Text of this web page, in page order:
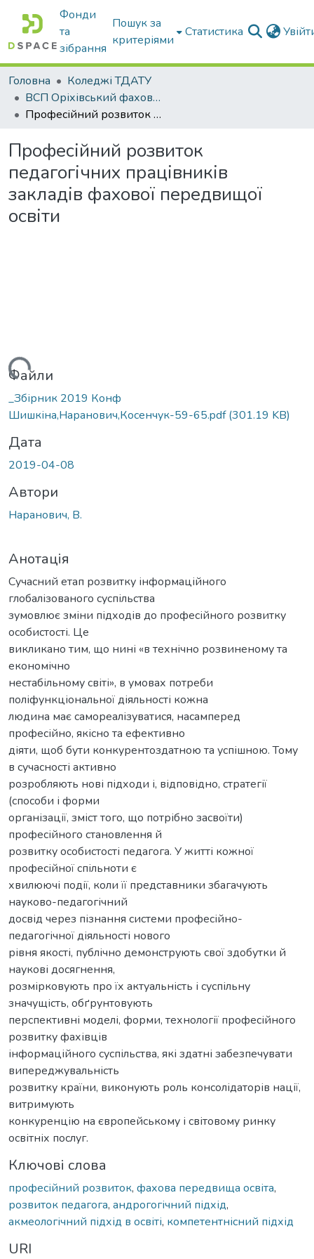
Фонди
та
зібрання
Пошук за
критеріями
Статистика
Головна
Коледжі ТДАТУ
ВСП Оріхівський фаховий коледж ТДАТУ
Професійний розвиток педагогічних працівників закладів фахової передвищої освіти
Професійний розвиток
педагогічних працівників
закладів фахової передвищої
освіти
Файли
_Збірник 2019 Конф
Шишкіна,Наранович,Косенчук-59-65.pdf(301.19 KB)
Дата
2019-04-08
Автори
Наранович, В.
Анотація
Сучасний етап розвитку інформаційного
глобалізованого суспільства
зумовлює зміни підходів до професійного розвитку
особистості. Це
викликано тим, що нині «в технічно розвиненому та
економічно
нестабільному світі», в умовах потреби
поліфункціональної діяльності кожна
людина має самореалізуватися, насамперед
професійно, якісно та ефективно
діяти, щоб бути конкурентоздатною та успішною. Тому
в сучасності активно
розробляють нові підходи і, відповідно, стратегії
(способи і форми
організації, зміст того, що потрібно засвоїти)
професійного становлення й
розвитку особистості педагога. У житті кожної
професійної спільноти є
хвилюючі події, коли її представники збагачують
науково-педагогічний
досвід через пізнання системи професійно-
педагогічної діяльності нового
рівня якості, публічно демонструють свої здобутки й
наукові досягнення,
розмірковують про їх актуальність і суспільну
значущість, обґрунтовують
перспективні моделі, форми, технології професійного
розвитку фахівців
інформаційного суспільства, які здатні забезпечувати
випереджувальність
розвитку країни, виконують роль консолідаторів нації,
витримують
конкуренцію на європейському і світовому ринку
освітніх послуг.
Ключові слова
професійний розвиток, фахова передвища освіта,
розвиток педагога, андрогогічний підхід,
акмеологічний підхід в освіті, компетентнісний підхід
URI